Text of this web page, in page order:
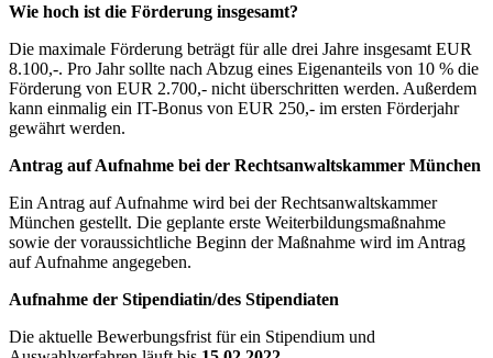
Wie hoch ist die Förderung insgesamt?
Die maximale Förderung beträgt für alle drei Jahre insgesamt EUR
8.100,-. Pro Jahr sollte nach Abzug eines Eigenanteils von 10 % die
Förderung von EUR 2.700,- nicht überschritten werden. Außerdem
kann einmalig ein IT-Bonus von EUR 250,- im ersten Förderjahr
gewährt werden.
Antrag auf Aufnahme bei der Rechtsanwaltskammer München
Ein Antrag auf Aufnahme wird bei der Rechtsanwaltskammer
München gestellt. Die geplante erste Weiterbildungsmaßnahme
sowie der voraussichtliche Beginn der Maßnahme wird im Antrag
auf Aufnahme angegeben.
Aufnahme der Stipendiatin/des Stipendiaten
Die aktuelle Bewerbungsfrist für ein Stipendium und